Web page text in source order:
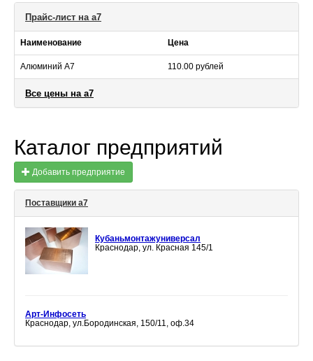
Прайс-лист на а7
Наименование Цена
Алюминий А7 110.00 рублей
Все цены на а7
Каталог предприятий
Добавить предприятие
Поставщики а7
Кубаньмонтажуниверсал
Краснодар, ул. Красная 145/1
Арт-Инфосеть
Краснодар, ул.Бородинская, 150/11, оф.34